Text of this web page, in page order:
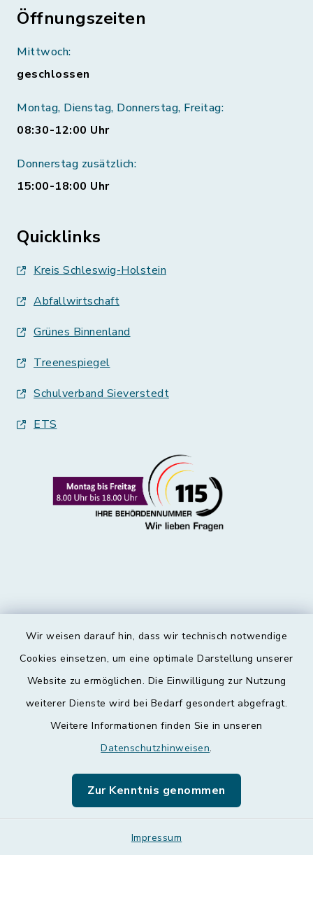
Wir weisen darauf hin, dass wir technisch notwendige
Cookies einsetzen, um eine optimale Darstellung unserer
Website zu ermöglichen. Die Einwilligung zur Nutzung
weiterer Dienste wird bei Bedarf gesondert abgefragt.
Weitere Informationen finden Sie in unseren
Datenschutzhinweisen.
Zur Kenntnis genommen
Impressum
Öffnungszeiten
Mittwoch:
geschlossen
Montag, Dienstag, Donnerstag, Freitag:
08:30-12:00 Uhr
Donnerstag zusätzlich:
15:00-18:00 Uhr
Quicklinks
Kreis Schleswig-Holstein
Abfallwirtschaft
Grünes Binnenland
Treenespiegel
Schulverband Sieverstedt
ETS
Kontakt
Datenschutz
Leichte Sprache
Sitemap